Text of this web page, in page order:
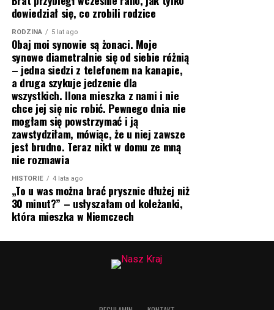
dowiedział się, co zrobili rodzice
RODZINA 5 lat ago
Obaj moi synowie są żonaci. Moje
synowe diametralnie się od siebie różnią
– jedna siedzi z telefonem na kanapie,
a druga szykuje jedzenie dla
wszystkich. Ilona mieszka z nami i nie
chce jej się nic robić. Pewnego dnia nie
mogłam się powstrzymać i ją
zawstydziłam, mówiąc, że u niej zawsze
jest brudno. Teraz nikt w domu ze mną
nie rozmawia
HISTORIE 4 lata ago
„To u was można brać prysznic dłużej niż
30 minut?” – usłyszałam od koleżanki,
która mieszka w Niemczech